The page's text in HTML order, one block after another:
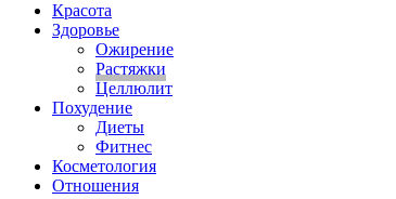
Красота
Здоровье
Ожирение
Растяжки
Целлюлит
Похудение
Диеты
Фитнес
Косметология
Отношения